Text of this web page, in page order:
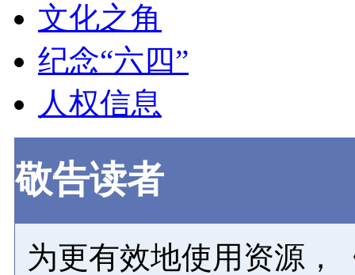
文化之角
纪念“六四”
人权信息
敬告读者
为更有效地使用资源，